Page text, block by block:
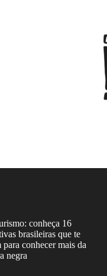
conheça 16
brasileiras que te
para conhecer mais da
negra